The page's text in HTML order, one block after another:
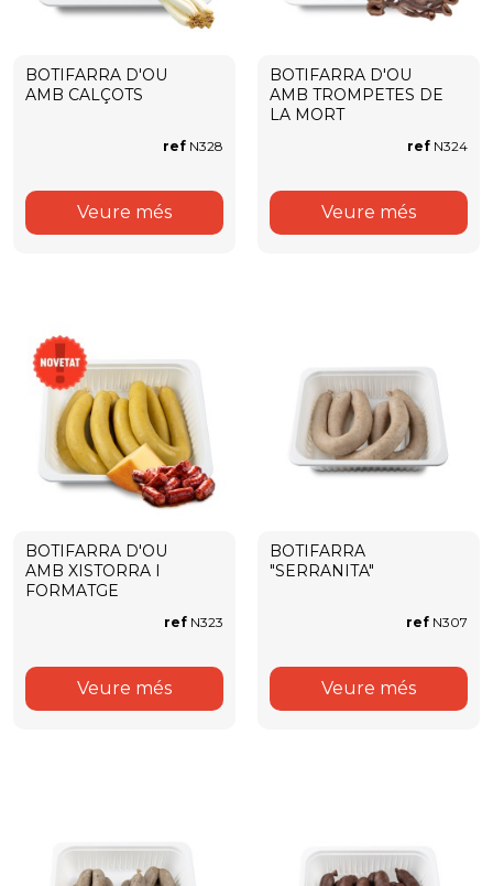
BOTIFARRA D'OU
AMB CALÇOTS
ref N328
Veure més
BOTIFARRA D'OU
AMB TROMPETES DE
LA MORT
ref N324
Veure més
BOTIFARRA D'OU
AMB XISTORRA I
FORMATGE
ref N323
Veure més
BOTIFARRA
"SERRANITA"
ref N307
Veure més